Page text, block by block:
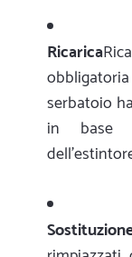
Ricarica
serbatoio
in base